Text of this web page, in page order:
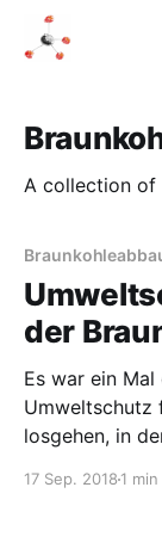
A collection of
der
Es war ein
Umweltschutz
losgehen, in
Symbol für
17 Sep. 2018 1